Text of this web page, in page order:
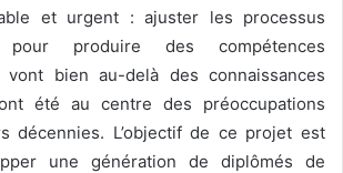
et urgent : ajuster les processus
pour produire des compétences
bien au-delà des connaissances
été au centre des préoccupations
décennies. L’objectif de ce projet est
une génération de diplômés de